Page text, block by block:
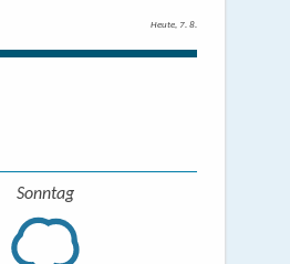
Heute, 7. 8.
Sonntag